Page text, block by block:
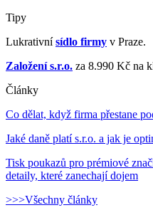
Tipy
Lukrativnísídlo firmy v Praze.
Založení s.r.o. za 8.990 Kč na
Články
Co dělat, když firma přestane
Jaké daně platí s.r.o. a jak je
Tisk poukazů pro prémiové
detaily, které zanechají dojem
>>>Všechny články